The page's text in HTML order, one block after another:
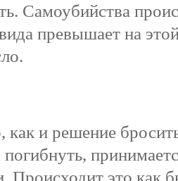
Самоубийства
превышает на
как и решение
Происходит это как